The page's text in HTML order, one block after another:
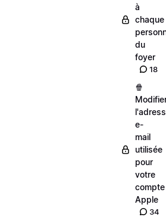
à
chaque
du
foyer
18
🍿
e-
mail
utilisée
pour
votre
compte
Apple
34